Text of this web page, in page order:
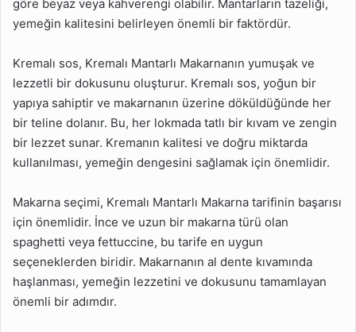
göre beyaz veya kahverengi olabilir. Mantarların tazeliği,
yemeğin kalitesini belirleyen önemli bir faktördür.
Kremalı sos, Kremalı Mantarlı Makarnanın yumuşak ve
lezzetli bir dokusunu oluşturur. Kremalı sos, yoğun bir
yapıya sahiptir ve makarnanın üzerine döküldüğünde her
bir teline dolanır. Bu, her lokmada tatlı bir kıvam ve zengin
bir lezzet sunar. Kremanın kalitesi ve doğru miktarda
kullanılması, yemeğin dengesini sağlamak için önemlidir.
Makarna seçimi, Kremalı Mantarlı Makarna tarifinin başarısı
için önemlidir. İnce ve uzun bir makarna türü olan
spaghetti veya fettuccine, bu tarife en uygun
seçeneklerden biridir. Makarnanın al dente kıvamında
haşlanması, yemeğin lezzetini ve dokusunu tamamlayan
önemli bir adımdır.